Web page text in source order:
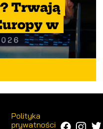
Trwają
w
Polityka
prywatności